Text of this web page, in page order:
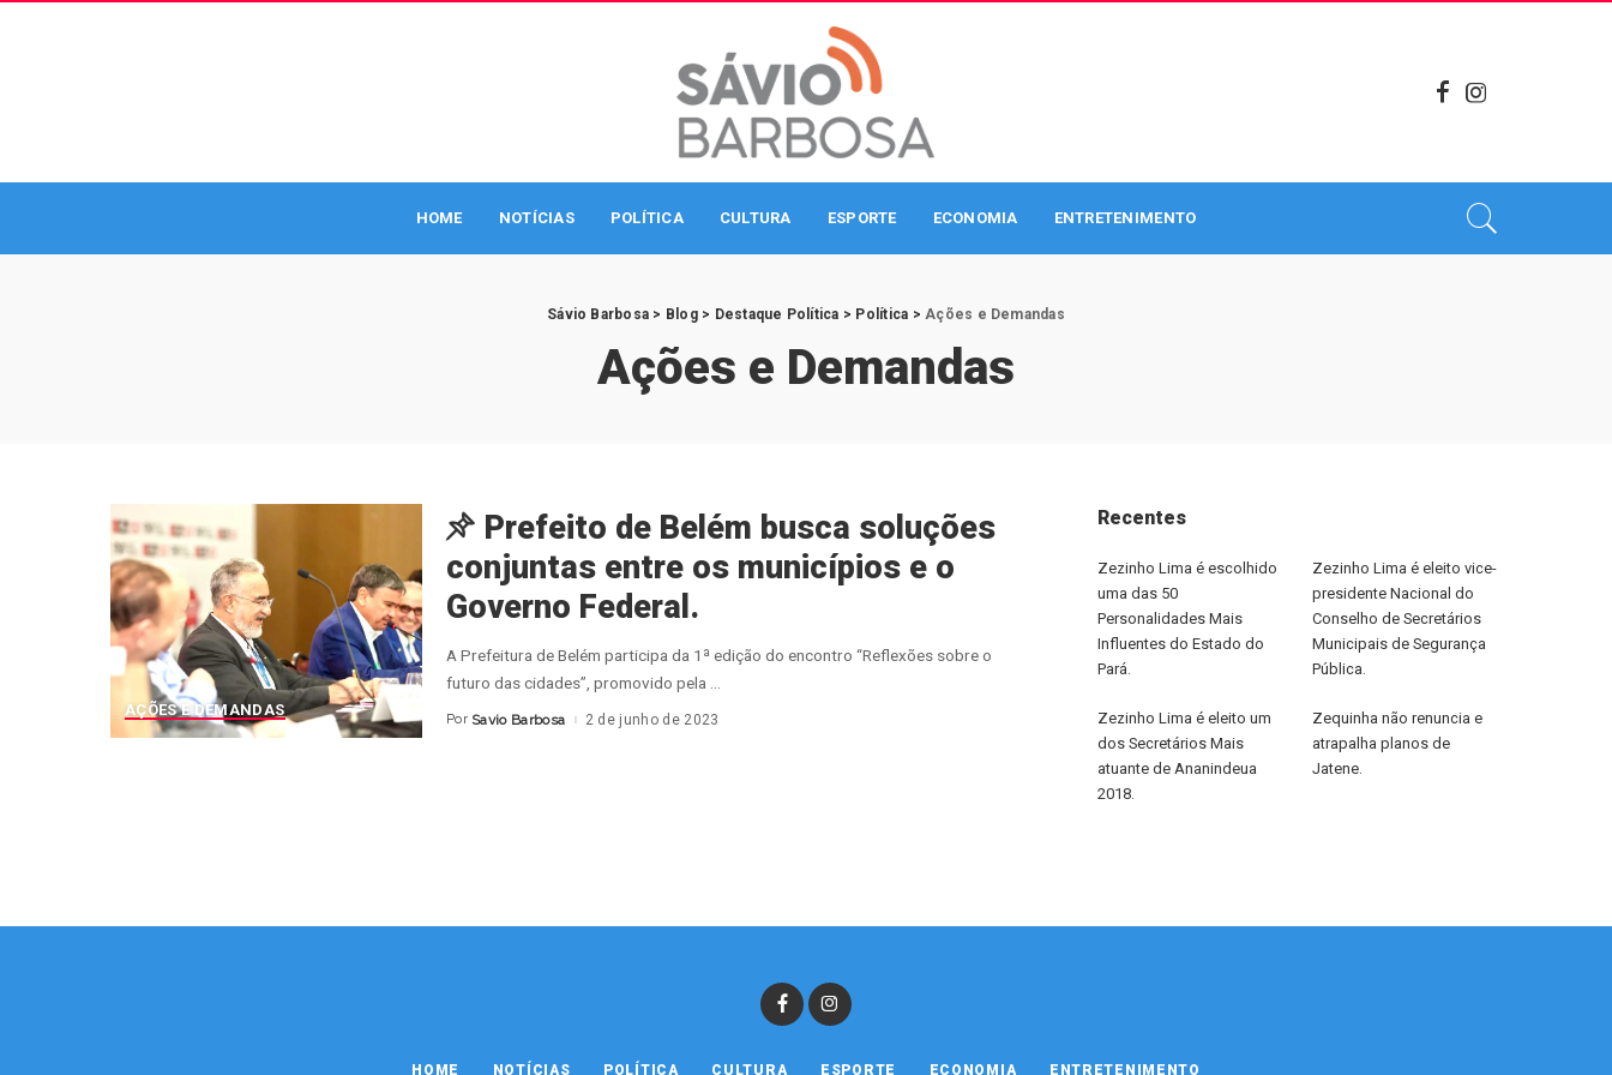
HOME NOTÍCIAS POLÍTICA CULTURA ESPORTE ECONOMIA ENTRETENIMENTO
Sávio Barbosa > Blog> Destaque Política > Política >Ações e Demandas
Ações e Demandas
AÇÕES E DEMANDAS
Prefeito de Belém busca soluções
conjuntas entre os municípios e o
Governo Federal.
A Prefeitura de Belém participa da 1ª edição do encontro “Reflexões sobre o
futuro das cidades”, promovido pela
Posted
Por Savio Barbosa 2 de junho de 2023
Recentes
Zezinho Lima é escolhido
uma das 50
Personalidades Mais
Influentes do Estado do
Pará.
Zezinho Lima é eleito vice-
presidente Nacional do
Conselho de Secretários
Municipais de Segurança
Pública.
Zezinho Lima é eleito um
dos Secretários Mais
atuante de Ananindeua
2018.
Zequinha não renuncia e
atrapalha planos de
Jatene.
HOME NOTÍCIAS POLÍTICA CULTURA ESPORTE ECONOMIA ENTRETENIMENTO